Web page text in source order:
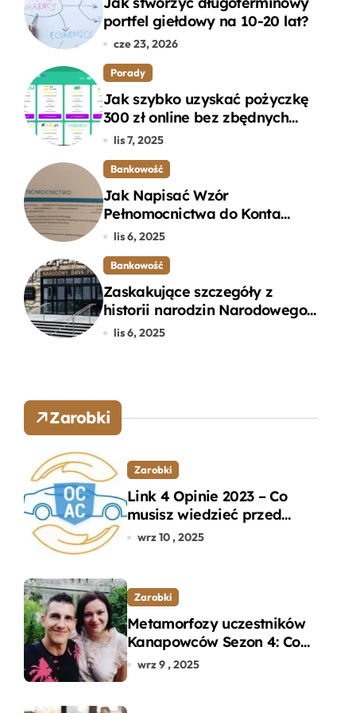
portfel giełdowy na 10-20 lat?
cze 23, 2026
Porady
Jak szybko uzyskać pożyczkę
300 zł online bez zbędnych
formalności?
lis 7, 2025
Bankowość
Jak Napisać Wzór
Pełnomocnictwa do Konta
Bankowego – Praktyczny
lis 6, 2025
Bankowość
Zaskakujące szczegóły z
historii narodzin Narodowego
Banku Polskiego, o których
lis 6, 2025
Zarobki
Zarobki
Link 4 Opinie 2023 – Co
musisz wiedzieć przed
wyborem ubezpieczenia
wrz 10 , 2025
Zarobki
Metamorfozy uczestników
Kanapowców Sezon 4: Co
naprawdę zaskoczyło
wrz 9 , 2025